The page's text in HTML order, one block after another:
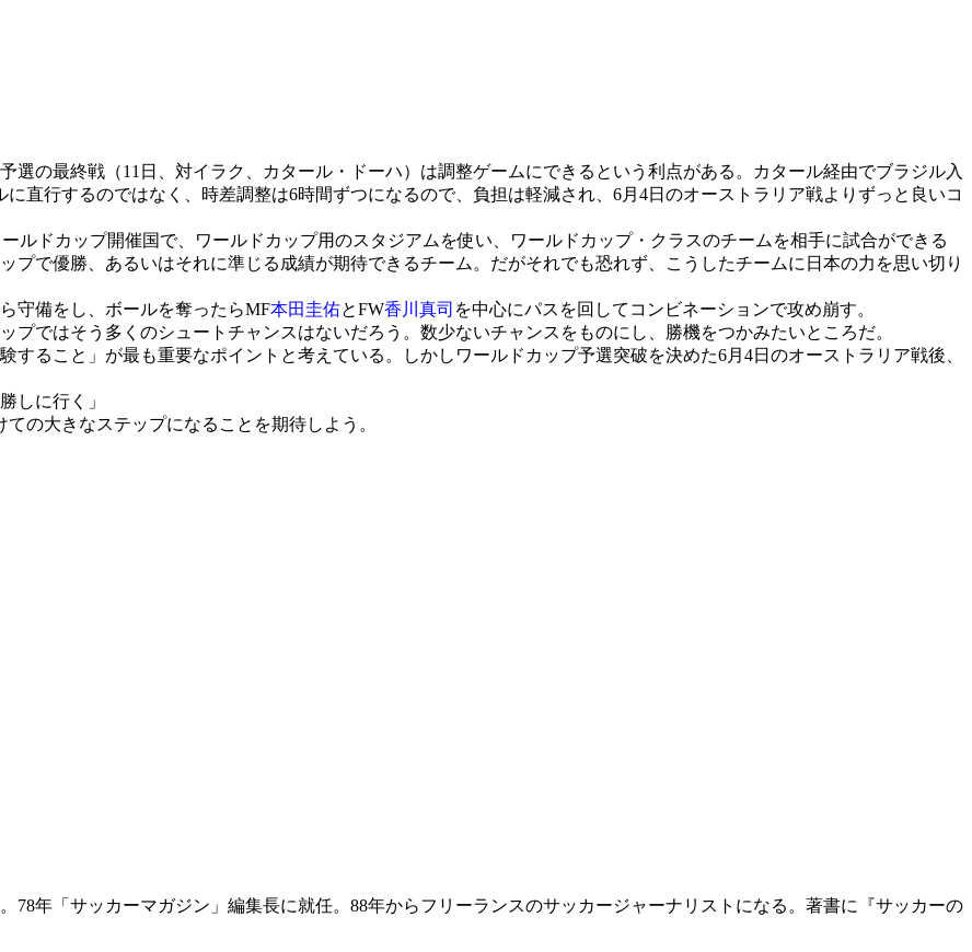
の最終戦（11日、対イラク、カタール・ドーハ）は調整ゲームにできるという利点がある。カタール経由でブラジル入
直行するのではなく、時差調整は6時間ずつになるので、負担は軽減され、6月4日のオーストラリア戦よりずっと良いコ
ドカップ開催国で、ワールドカップ用のスタジアムを使い、ワールドカップ・クラスのチームを相手に試合ができる
プで優勝、あるいはそれに準じる成績が期待できるチーム。だがそれでも恐れず、こうしたチームに日本の力を思い切り
守備をし、ボールを奪ったらMF本田圭佑とFW香川真司 を中心にパスを回してコンビネーションで攻め崩す。
プではそう多くのシュートチャンスはないだろう。数少ないチャンスをものにし、勝機をつかみたいところだ。
ること」が最も重要なポイントと考えている。しかしワールドカップ予選突破を決めた6月4日のオーストラリア戦後、
しに行く」
の大きなステップになることを期待しよう。
78年「サッカーマガジン」編集長に就任。88年からフリーランスのサッカージャーナリストになる。著書に『サッカーの